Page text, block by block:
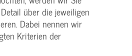
über die jeweiligen
Dabei nennen wir
Kriterien der